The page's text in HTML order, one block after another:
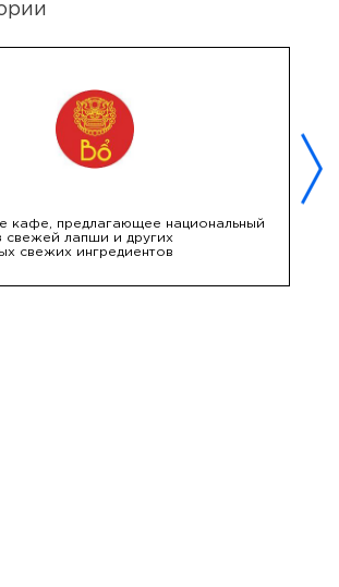
кафе, предлагающее национальный
свежей лапши и других
свежих ингредиентов